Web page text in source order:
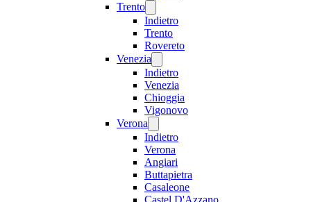
Trento
Indietro
Trento
Rovereto
Venezia
Indietro
Venezia
Chioggia
Vigonovo
Verona
Indietro
Verona
Angiari
Buttapietra
Casaleone
Castel D'Azzano